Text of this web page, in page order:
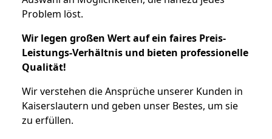
Problem löst.
Wir legen großen Wert auf ein faires Preis-
Leistungs-Verhältnis und bieten professionelle
Qualität!
Wir verstehen die Ansprüche unserer Kunden in
Kaiserslautern und geben unser Bestes, um sie
zu erfüllen.